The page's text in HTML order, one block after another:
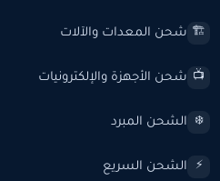
🏗️ شحن المعدات والآلات
📺 شحن الأجهزة والإلكترونيات
❄️ الشحن المبرد
⚡ الشحن السريع